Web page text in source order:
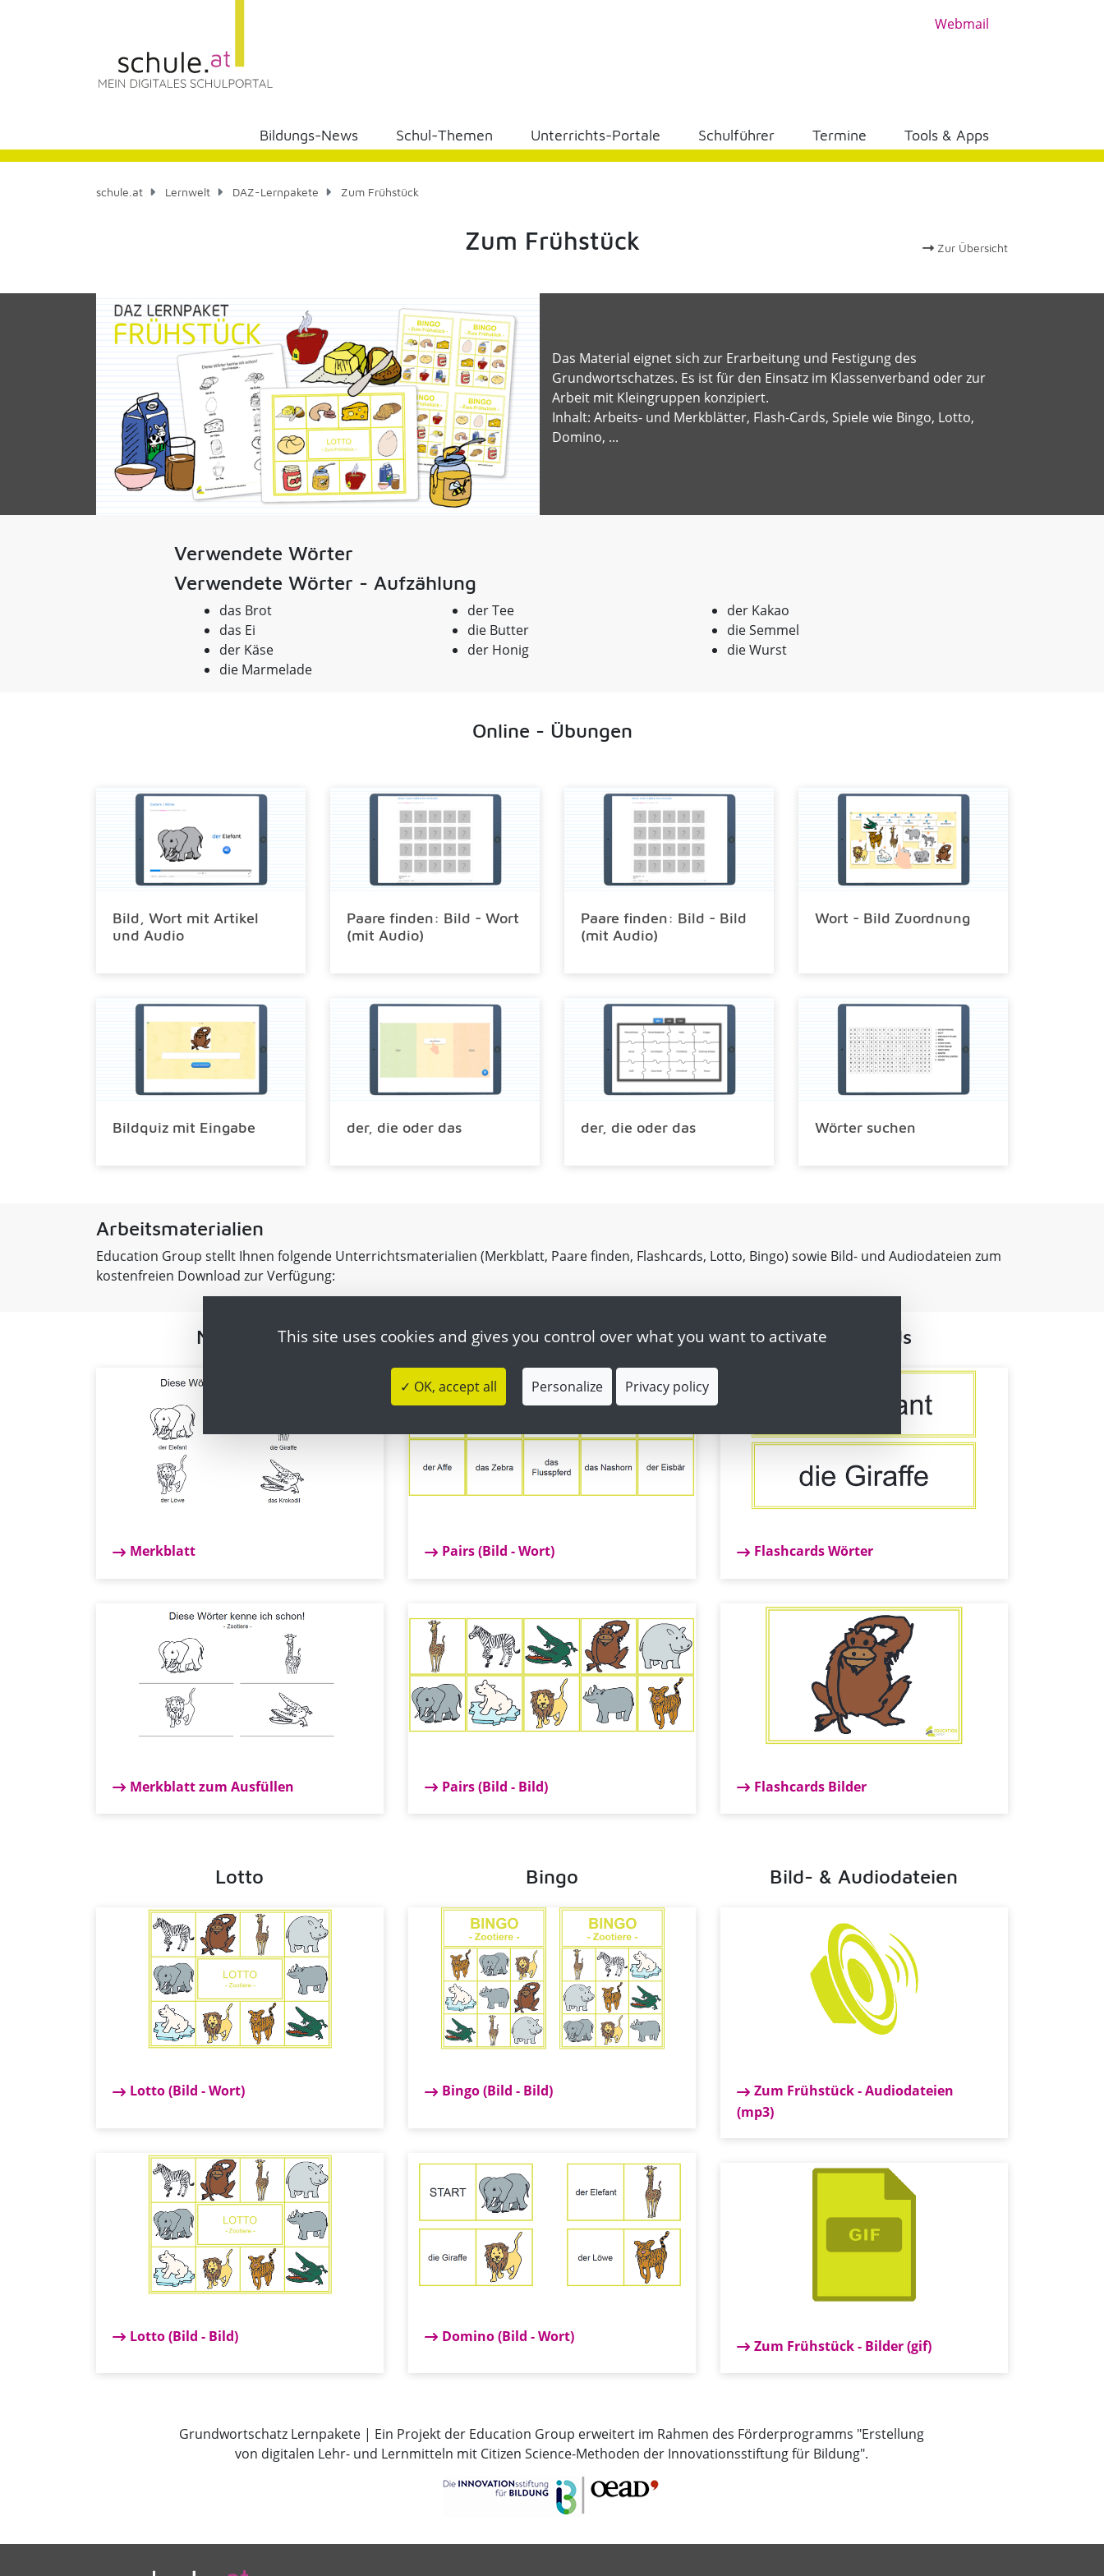
Webmail
Bildungs-News Schul-Themen Unterrichts-Portale Schulführer Termine Tools & Apps
schule.at Lernwelt DAZ-Lernpakete Zum Frühstück
Zum Frühstück Zur Übersicht
Das Material eignet sich zur Erarbeitung und Festigung des
Grundwortschatzes. Es ist für den Einsatz im Klassenverband oder zur
Arbeit mit Kleingruppen konzipiert.
Inhalt: Arbeits- und Merkblätter, Flash-Cards, Spiele wie Bingo, Lotto,
Domino, ...
Verwendete Wörter
Verwendete Wörter - Aufzählung
das Brot
das Ei
der Käse
die Marmelade
der Tee
die Butter
der Honig
der Kakao
die Semmel
die Wurst
Online - Übungen
Bild, Wort mit Artikel
und Audio
Paare finden: Bild - Wort
(mit Audio)
Paare finden: Bild - Bild
(mit Audio)
Wort - Bild Zuordnung
Bildquiz mit Eingabe der, die oder das der, die oder das Wörter suchen
Arbeitsmaterialien
Education Group stellt Ihnen folgende Unterrichtsmaterialien (Merkblatt, Paare finden, Flashcards, Lotto, Bingo) sowie Bild- und Audiodateien zum
kostenfreien Download zur Verfügung:
Merkblatt
Merkblatt
Merkblatt zum Ausfüllen
Pairs
Pairs (Bild - Wort)
Pairs (Bild - Bild)
Flashcards
Flashcards Wörter
Flashcards Bilder
Lotto
Lotto (Bild - Wort)
Lotto (Bild - Bild)
Bingo
Bingo (Bild - Bild)
Domino (Bild - Wort)
Bild- & Audiodateien
Zum Frühstück - Audiodateien
(mp3)
Zum Frühstück - Bilder (gif)
Grundwortschatz Lernpakete | Ein Projekt der Education Group erweitert im Rahmen des Förderprogramms "Erstellung
von digitalen Lehr- und Lernmitteln mit Citizen Science-Methoden der Innovationsstiftung für Bildung".
This site uses cookies and gives you control over what you want to activate
✓ OK, accept all Personalize Privacy policy